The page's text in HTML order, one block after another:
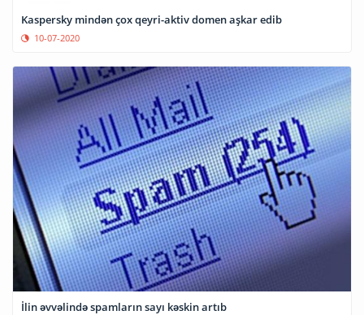
Kaspersky mindən çox qeyri-aktiv domen aşkar edib
10-07-2020
İlin əvvəlində spamların sayı kəskin artıb